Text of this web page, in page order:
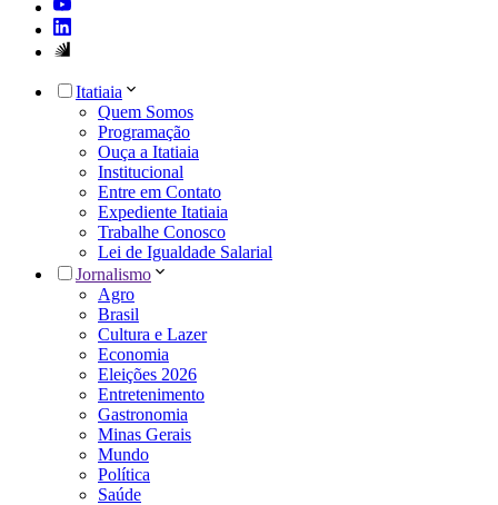
Itatiaia
Quem Somos
Programação
Ouça a Itatiaia
Institucional
Entre em Contato
Expediente Itatiaia
Trabalhe Conosco
Lei de Igualdade Salarial
Jornalismo
Agro
Brasil
Cultura e Lazer
Economia
Eleições 2026
Entretenimento
Gastronomia
Minas Gerais
Mundo
Política
Saúde